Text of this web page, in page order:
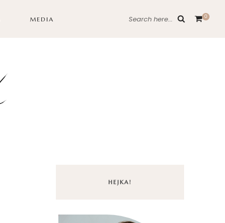
MEDIA Search here... 0
HEJKA!